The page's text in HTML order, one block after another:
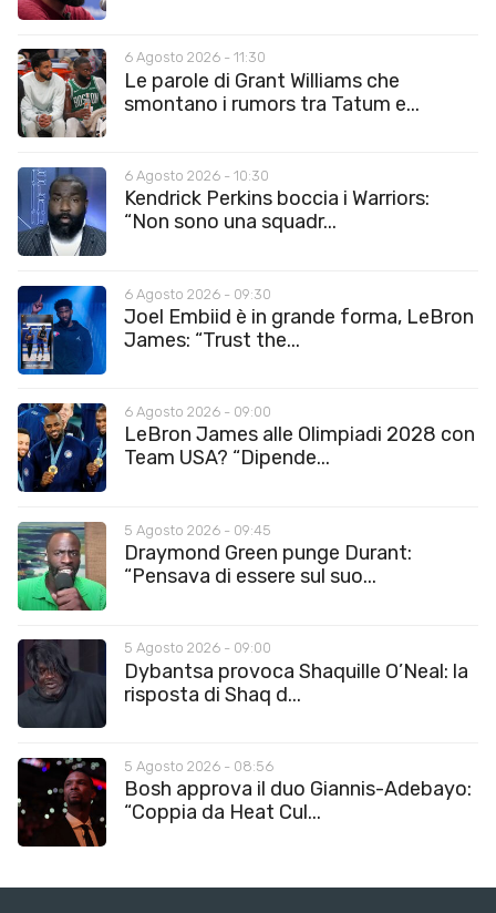
6 Agosto 2026 - 11:30
Le parole di Grant Williams che
smontano i rumors tra Tatum e...
6 Agosto 2026 - 10:30
Kendrick Perkins boccia i Warriors:
“Non sono una squadr...
6 Agosto 2026 - 09:30
Joel Embiid è in grande forma, LeBron
James: “Trust the...
6 Agosto 2026 - 09:00
LeBron James alle Olimpiadi 2028 con
Team USA? “Dipende...
5 Agosto 2026 - 09:45
Draymond Green punge Durant:
“Pensava di essere sul suo...
5 Agosto 2026 - 09:00
Dybantsa provoca Shaquille O’Neal: la
risposta di Shaq d...
5 Agosto 2026 - 08:56
Bosh approva il duo Giannis-Adebayo:
“Coppia da Heat Cul...